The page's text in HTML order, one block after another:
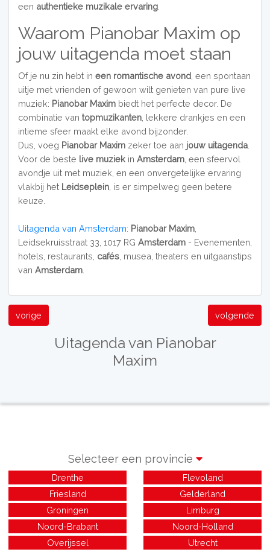
een authentieke muzikale ervaring.
Waarom Pianobar Maxim op
jouw uitagenda moet staan
Of je nu zin hebt in een romantische avond, een spontaan
uitje met vrienden of gewoon wilt genieten van pure live
muziek: Pianobar Maxim biedt het perfecte decor. De
combinatie van topmuzikanten, lekkere drankjes en een
intieme sfeer maakt elke avond bijzonder.
Dus, voeg Pianobar Maxim zeker toe aan jouw uitagenda.
Voor de beste live muziekin Amsterdam, een sfeervol
avondje uit met muziek, en een onvergetelijke ervaring
vlakbij het Leidseplein, is er simpelweg geen betere
keuze.
Uitagenda van Amsterdam: Pianobar Maxim,
Leidsekruisstraat 33, 1017 RG Amsterdam- Evenementen,
hotels, restaurants, cafés, musea, theaters en uitgaanstips
van Amsterdam.
vorige volgende
Uitagenda van Pianobar
Maxim
Selecteer een provincie
Drenthe
Flevoland
Friesland
Gelderland
Groningen
Limburg
Noord-Brabant
Noord-Holland
Overijssel
Utrecht